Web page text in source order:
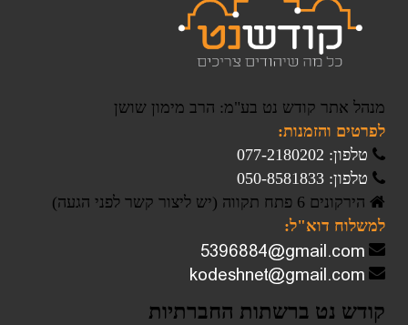
מנהל אתר קודש נט בע"מ: הרב מימון שושן
לפרטים והזמנות:
טלפון: 077-2180202
טלפון: 050-8581833
הירקונים 6 פתח תקווה (יש ליצור קשר לפני הגעה)
למשלוח דוא"ל:
קודש נט ברשתות החברתיות